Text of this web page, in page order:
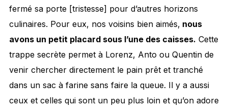
fermé sa porte [tristesse] pour d’autres horizons
culinaires. Pour eux, nos voisins bien aimés, nous
avons un petit placard sous l’une des caisses. Cette
trappe secrète permet à Lorenz, Anto ou Quentin de
venir chercher directement le pain prêt et tranché
dans un sac à farine sans faire la queue. Il y a aussi
ceux et celles qui sont un peu plus loin et qu’on adore